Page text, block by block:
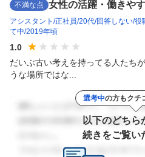
不満な点 女性の活躍・働きや
アシスタント 正社員 20代 回答しない 役
て中 2019年頃
1.0
だいぶ古い考えを持ってる人たち
うな場所ではな...
選考中の方もクチ
以下のどちら
続きをご覧い